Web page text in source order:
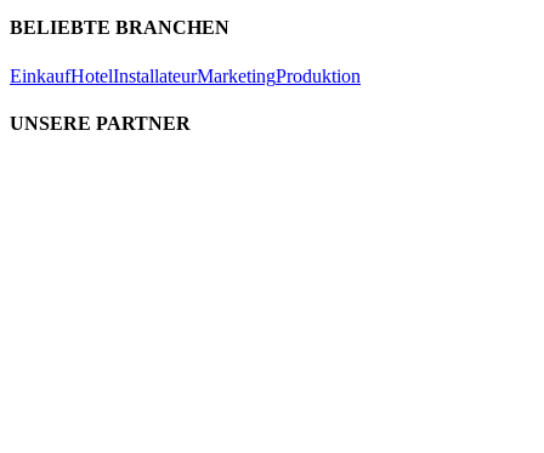
BELIEBTE BRANCHEN
EinkaufHotelInstallateurMarketingProduktion
UNSERE PARTNER